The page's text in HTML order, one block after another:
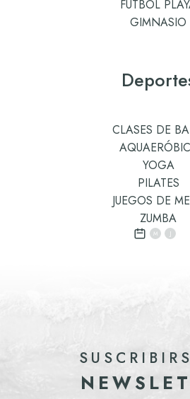
FÚTBOL
GIMNASIO
CLASES DE
YOGA
PILATES
JUEGOS DE
ZUMBA
M J